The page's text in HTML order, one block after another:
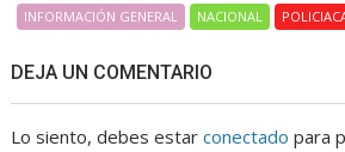
INFORMACIÓN GENERAL NACIONAL
DEJA UN COMENTARIO
Lo siento, debes estarconectado para